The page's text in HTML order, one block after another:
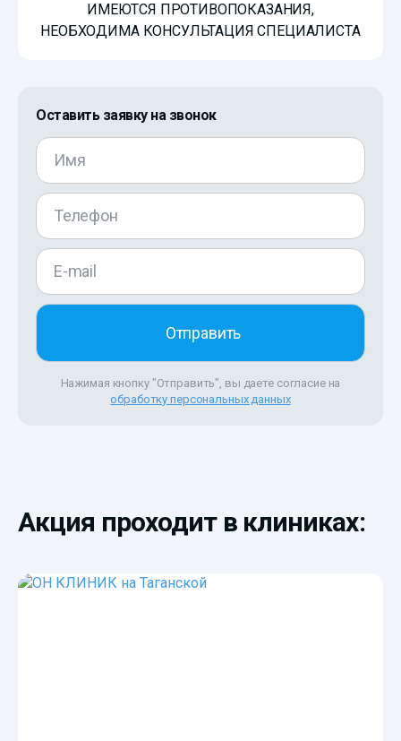
ИМЕЮТСЯ ПРОТИВОПОКАЗАНИЯ,
НЕОБХОДИМА КОНСУЛЬТАЦИЯ СПЕЦИАЛИСТА
Оставить заявку на звонок
Нажимая кнопку "Отправить", вы даете согласие на
обработку персональных данных
Акция проходит в клиниках: